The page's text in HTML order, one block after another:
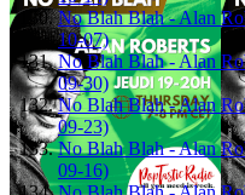
No Blah Blah - Alan
10-07)
No Blah Blah - Alan
09-30)
No Blah Blah - Alan
09-23)
No Blah Blah - Alan
09-16)